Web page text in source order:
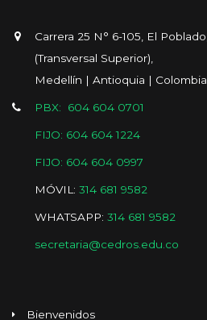
Carrera 25 N° 6-105, El Poblado,
(Transversal Superior),
Medellín | Antioquia | Colombia
PBX: 604 604 0701
FIJO: 604 604 1224
FIJO: 604 604 0997
MÓVIL: 314 681 9582
WHATSAPP: 314 681 9582
secretaria@cedros.edu.co
Bienvenidos